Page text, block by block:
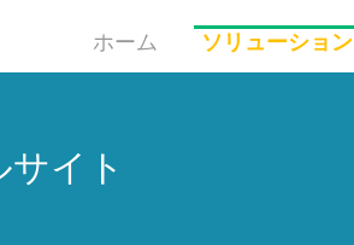
ホーム ソリューション
イト